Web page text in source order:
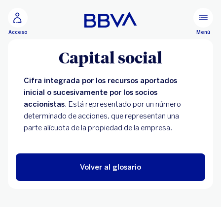
Acceso Menú
Capital social
Cifra integrada por los recursos aportados
inicial o sucesivamente por los socios
accionistas. Está representado por un número
determinado de acciones, que representan una
parte alícuota de la propiedad de la empresa.
Volver al glosario